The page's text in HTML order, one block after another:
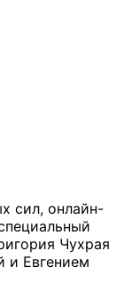
сил, онлайн-
Чухрая
и Евгением